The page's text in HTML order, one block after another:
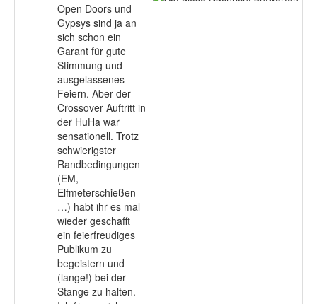
Open Doors und
Gypsys sind ja an
sich schon ein
Garant für gute
Stimmung und
ausgelassenes
Feiern. Aber der
Crossover Auftritt in
der HuHa war
sensationell. Trotz
schwierigster
Randbedingungen
(EM,
Elfmeterschießen
…) habt ihr es mal
wieder geschafft
ein feierfreudiges
Publikum zu
begeistern und
(lange!) bei der
Stange zu halten.